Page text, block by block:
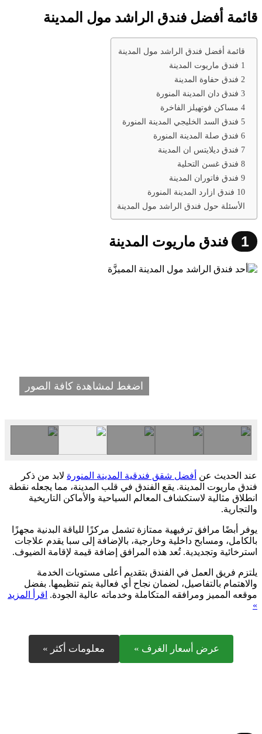
قائمة أفضل فندق الراشد مول المدينة
قائمة أفضل فندق الراشد مول المدينة
1 فندق ماريوت المدينة
2 فندق حفاوة المدينة
3 فندق دان المدينة المنورة
4 مساكن فوتهيلز الفاخرة
5 فندق السد الخليجي المدينة المنورة
6 فندق صلة المدينة المنورة
7 فندق ديلايتس ان المدينة
8 فندق غسن التحلية
9 فندق فاتوران المدينة
10 فندق ازارد المدينة المنورة
الأسئلة حول فندق الراشد مول المدينة
1 فندق ماريوت المدينة
اضغط لمشاهدة كافة الصور
عند الحديث عن أفضل شقق فندقية المدينة المنورة لابد من ذكر
فندق ماريوت المدينة. يقع الفندق في قلب المدينة، مما يجعله نقطة
انطلاق مثالية لاستكشاف المعالم السياحية والأماكن التاريخية
والتجارية.
يوفر أبضًا مرافق ترفيهية ممتازة تشمل مركزًا للياقة البدنية مجهزًا
بالكامل، ومسابح داخلية وخارجية، بالإضافة إلى سبا يقدم علاجات
استرخائية وتجديدية. تُعد هذه المرافق إضافة قيمة لإقامة الضيوف.
يلتزم فريق العمل في الفندق بتقديم أعلى مستويات الخدمة
والاهتمام بالتفاصيل، لضمان نجاح أي فعالية يتم تنظيمها. بفضل
موقعه المميز ومرافقه المتكاملة وخدماته عالية الجودة. اقرأ المزيد
»
عرض أسعار الغرف » معلومات أكثر »